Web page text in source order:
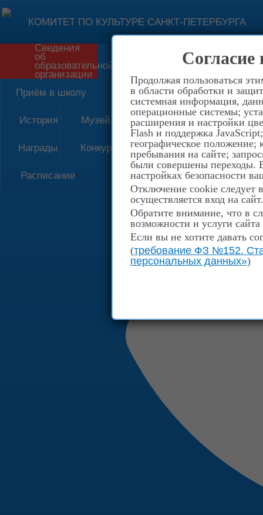
Согласие
Продолжая пользоваться
в области обработки и
системная информация,
операционные системы;
расширения и настройки
Flash и поддержка
географическое положение;
пребывания на сайте;
были совершены переходы.
настройках безопасности
Отключение cookie следует
осуществляется вход на сайт.
Обратите внимание, что в
возможности и услуги
Если вы не хотите давать
(требование ФЗ №152.
персональных данных»)
КОМИТЕТ ПО КУЛЬТУРЕ САНКТ-ПЕТЕРБУРГА
Форма обратной связи
Сведения
об
образовательной
организации
Приём в школу
История Музей
Награды Конкурсы
Расписание